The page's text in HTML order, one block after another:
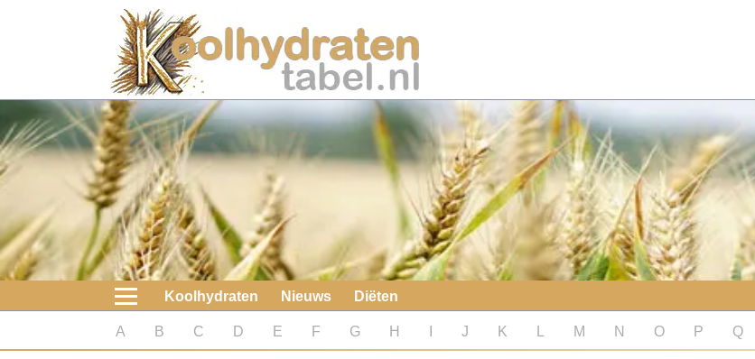
Koolhydraten
Nieuws
Koolhydraatarme diëten
Boeken
koolhydraatarme diëten
Diabetes test
Koolhydraten Nieuws Diëten
A B C D E F G H J K M N O P Q